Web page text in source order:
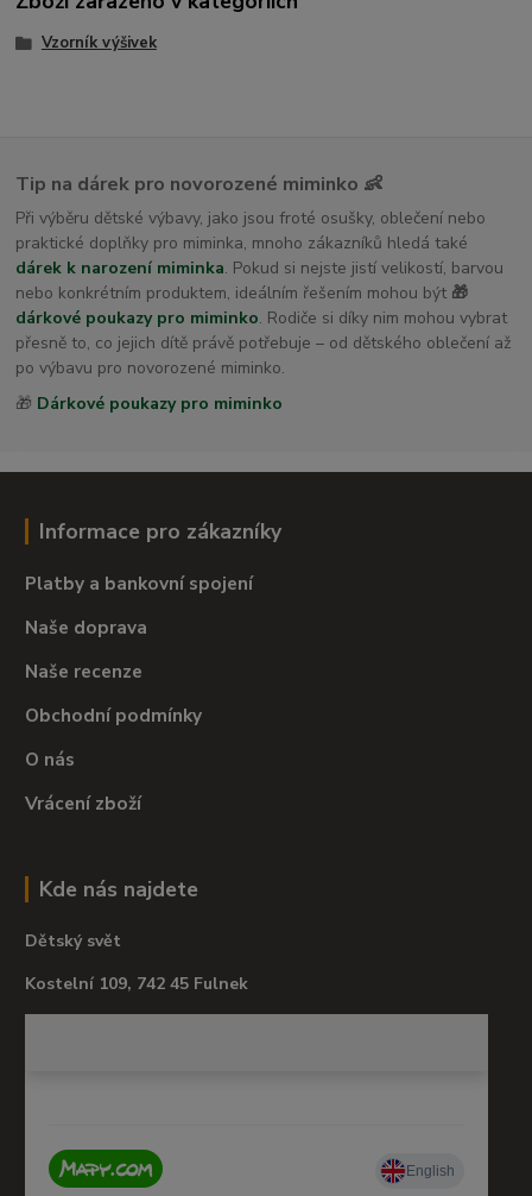
Vzorník výšivek
Tip na dárek pro novorozené miminko 👶
Při výběru dětské výbavy, jako jsou froté osušky, oblečení nebo
praktické doplňky pro miminka, mnoho zákazníků hledá také
dárek k narození miminka. Pokud si nejste jistí velikostí, barvou
nebo konkrétním produktem, ideálním řešením mohou být 🎁
dárkové poukazy pro miminko. Rodiče si díky nim mohou vybrat
přesně to, co jejich dítě právě potřebuje – od dětského oblečení až
po výbavu pro novorozené miminko.
🎁 Dárkové poukazy pro miminko
Informace pro zákazníky
Platby a bankovní spojení
Naše doprava
Naše recenze
Obchodní podmínky
O nás
Vrácení zboží
Kde nás najdete
Dětský svět
Kostelní 109, 742 45 Fulnek